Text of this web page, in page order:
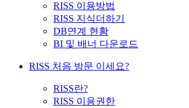
RISS 이용방법
RISS 지식더하기
DB연계 현황
BI 및 배너 다운로드
RISS 처음 방문 이세요?
RISS란?
RISS 이용권한